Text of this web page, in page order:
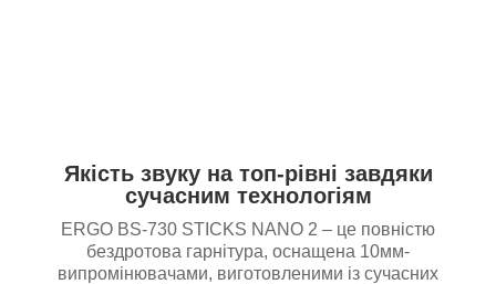
Якість звуку на топ-рівні завдяки
сучасним технологіям
ERGO BS-730 STICKS NANO 2 – це повністю
бездротова гарнітура, оснащена 10мм-
випромінювачами, виготовленими із сучасних